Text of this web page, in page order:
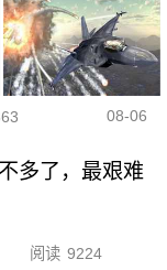
08-06
多了，最艰难
阅读 9224